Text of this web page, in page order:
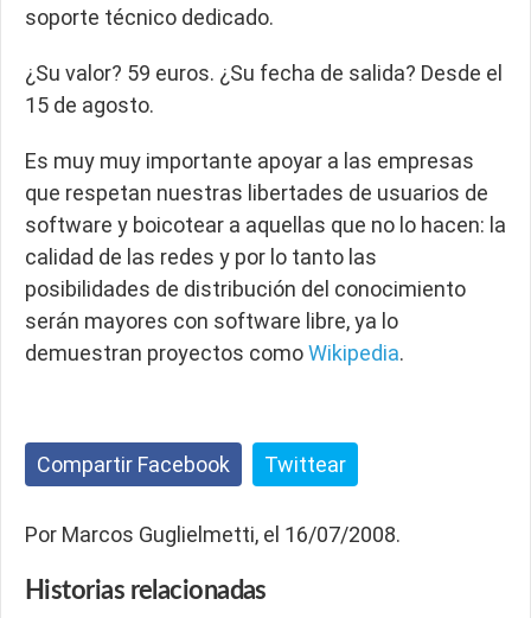
soporte técnico dedicado.
¿Su valor? 59 euros. ¿Su fecha de salida? Desde el
15 de agosto.
Es muy muy importante apoyar a las empresas
que respetan nuestras libertades de usuarios de
software y boicotear a aquellas que no lo hacen: la
calidad de las redes y por lo tanto las
posibilidades de distribución del conocimiento
serán mayores con software libre, ya lo
demuestran proyectos comoWikipedia.
Compartir Facebook Twittear
Por Marcos Guglielmetti, el 16/07/2008.
Historias relacionadas